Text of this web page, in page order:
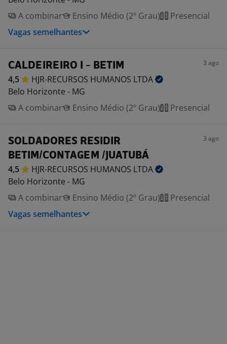
A combinar
Ensino Médio (2º Grau)
Presencial
Vagas semelhantes
CALDEIREIRO I - BETIM 3 ago
4,5 HJR-RECURSOS HUMANOS LTDA
Belo Horizonte - MG
A combinar
Ensino Médio (2º Grau) Presencial
SOLDADORES RESIDIR
BETIM/CONTAGEM /JUATUBÁ
3 ago
4,5 HJR-RECURSOS HUMANOS LTDA
Belo Horizonte - MG
A combinar
Ensino Médio (2º Grau)
Presencial
Vagas semelhantes